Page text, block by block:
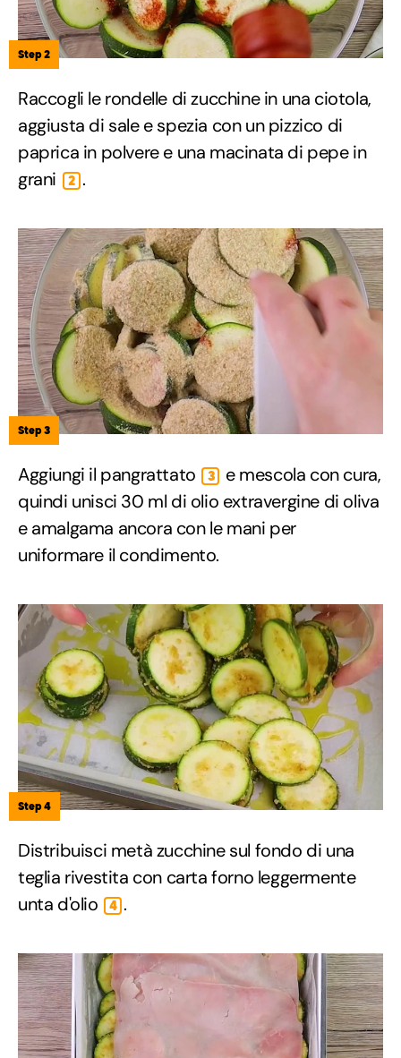
Step 2
Raccogli le rondelle di zucchine in una ciotola,
aggiusta di sale e spezia con un pizzico di
paprica in polvere e una macinata di pepe in
grani
2 .
Step 3
Aggiungi il pangrattato 3
e mescola con cura,
quindi unisci 30 ml di olio extravergine di oliva
e amalgama ancora con le mani per
uniformare il condimento.
Step 4
Distribuisci metà zucchine sul fondo di una
teglia rivestita con carta forno leggermente
unta d'olio
4 .